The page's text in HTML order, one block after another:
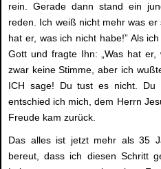
rein. Gerade dann stand ein
reden. Ich weiß nicht mehr was er
hat er, was ich nicht habe!” Als
Gott und fragte Ihn: „Was hat
zwar keine Stimme, aber ich
ICH sage! Du tust es nicht. Du
entschied ich mich, dem Herrn
Freude kam zurück.
Das alles ist jetzt mehr als 35
bereut, dass ich diesen Schritt